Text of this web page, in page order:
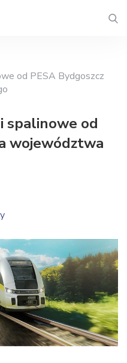
od PESA Bydgoszcz
spalinowe od
województwa